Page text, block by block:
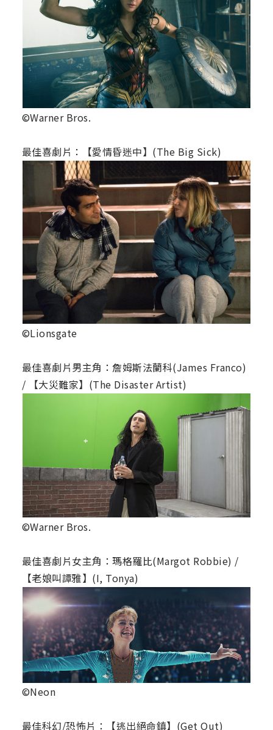
©Warner Bros.
最佳喜劇片：【愛情昏迷中】(The Big Sick)
©Lionsgate
最佳喜劇片男主角：詹姆斯法蘭科(James Franco)
/ 【大災難家】(The Disaster Artist)
©Warner Bros.
最佳喜劇片女主角：瑪格羅比(Margot Robbie) /
【老娘叫譚雅】(I, Tonya)
©Neon
最佳科幻/恐怖片：【逃出絕命鎮】(Get Out)